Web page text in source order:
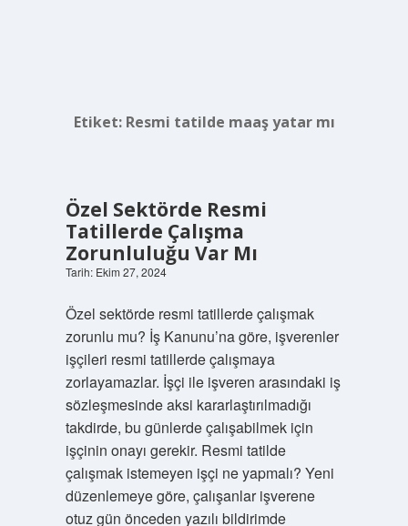
Etiket: Resmi tatilde maaş yatar mı
Özel Sektörde Resmi
Tatillerde Çalışma
Zorunluluğu Var Mı
Tarih: Ekim 27, 2024
Özel sektörde resmi tatillerde çalışmak
zorunlu mu? İş Kanunu’na göre, işverenler
işçileri resmi tatillerde çalışmaya
zorlayamazlar. İşçi ile işveren arasındaki iş
sözleşmesinde aksi kararlaştırılmadığı
takdirde, bu günlerde çalışabilmek için
işçinin onayı gerekir. Resmi tatilde
çalışmak istemeyen işçi ne yapmalı? Yeni
düzenlemeye göre, çalışanlar işverene
otuz gün önceden yazılı bildirimde